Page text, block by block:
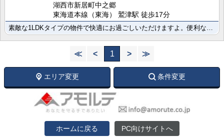
湖西市新居町中之郷
東海道本線（東海） 鷲津駅 徒歩17分
≪ < 1 > ≫
エリア変更 条件変更
ホームに戻る PC向けサイトへ